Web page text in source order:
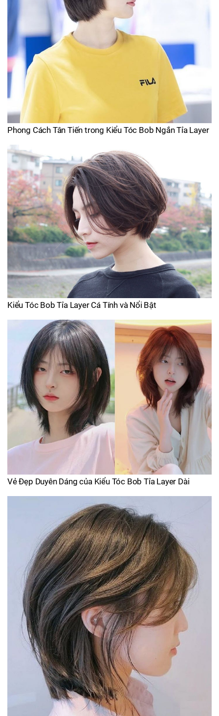
Phong Cách Tân Tiến trong Kiểu Tóc Bob Ngắn Tỉa Layer
Kiểu Tóc Bob Tỉa Layer Cá Tính và Nổi Bật
Vẻ Đẹp Duyên Dáng của Kiểu Tóc Bob Tỉa Layer Dài